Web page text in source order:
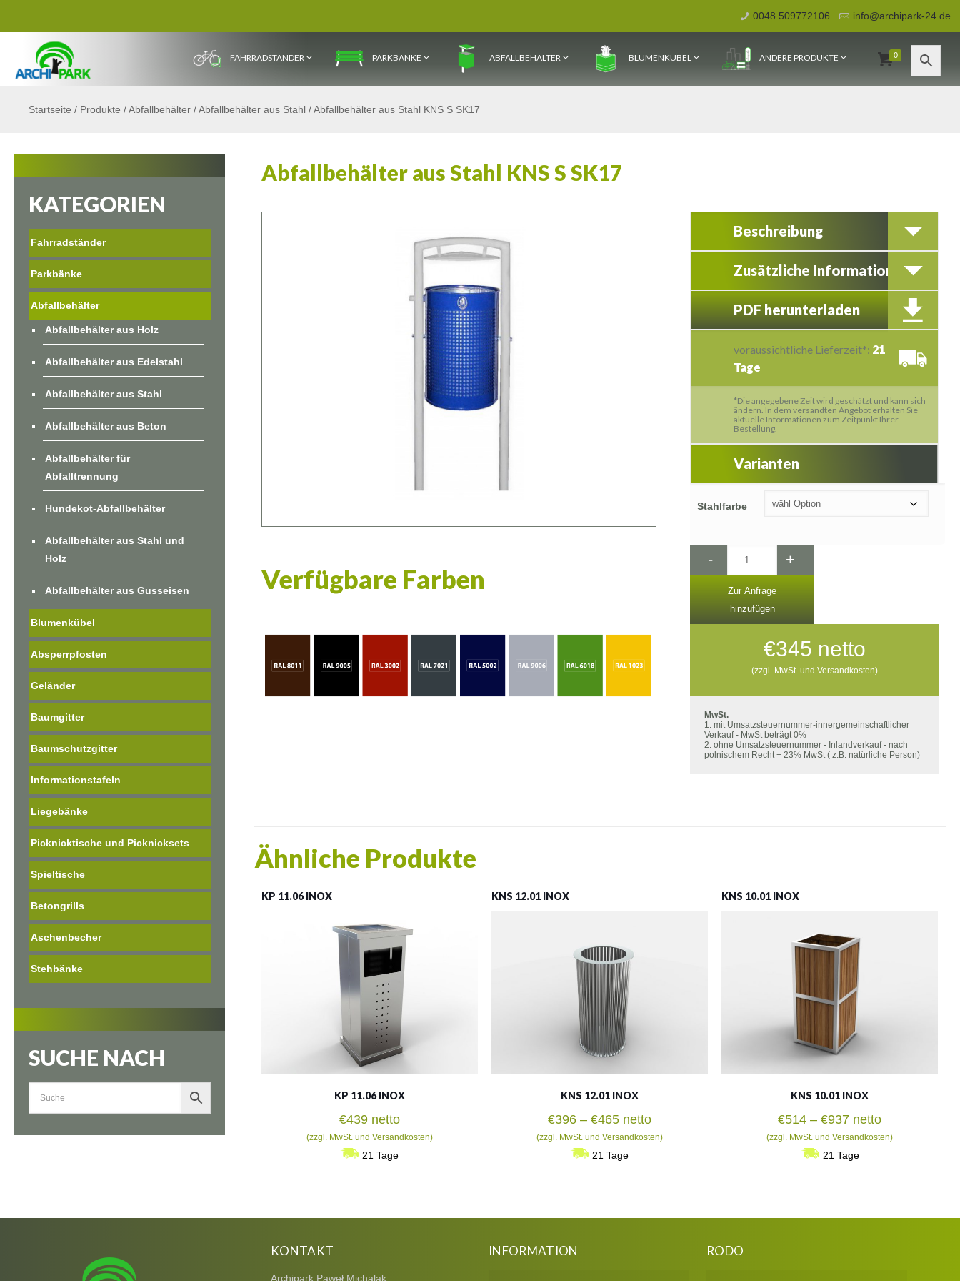
0048 509772106 info@archipark-24.de
FAHRRADSTÄNDER PARKBÄNKE ABFALLBEHÄLTER BLUMENKÜBEL ANDERE PRODUKTE 0
Startseite / Produkte /Abfallbehälter /Abfallbehälter aus Stahl /Abfallbehälter aus Stahl KNS S SK17
Abfallbehälter aus Stahl KNS S SK17
Verfügbare Farben
Beschreibung
Zusätzliche Information
PDF herunterladen
voraussichtliche Lieferzeit*: 21
Tage
*Die angegebene Zeit wird geschätzt und kann sich
ändern. In dem versandten Angebot erhalten Sie
aktuelle Informationen zum Zeitpunkt Ihrer
Bestellung.
Varianten
Stahlfarbe
- +
Zur Anfrage
hinzufügen
€345 netto
(zzgl. MwSt. und Versandkosten)
MwSt.
1. mit Umsatzsteuernummer-innergemeinschaftlicher
Verkauf - MwSt beträgt 0%
2. ohne Umsatzsteuernummer - Inlandverkauf - nach
polnischem Recht + 23% MwSt ( z.B. natürliche Person)
Ähnliche Produkte
KP 11.06 INOX
KP 11.06 INOX
€439 netto
(zzgl. MwSt. und Versandkosten)
21 Tage
KNS 12.01 INOX
KNS 12.01 INOX
€396 – €465Preisspanne:
€396
bis
netto
(zzgl. MwSt. und Versandkosten)
21 Tage
KNS 10.01 INOX
KNS 10.01 INOX
€514 –€937Preisspanne:
€514
bis
netto
(zzgl. MwSt. und Versandkosten)
21 Tage
KATEGORIEN
Fahrradständer
Parkbänke
Abfallbehälter
Abfallbehälter aus Holz
Abfallbehälter aus Edelstahl
Abfallbehälter aus Stahl
Abfallbehälter aus Beton
Abfallbehälter für
Abfalltrennung
Hundekot-Abfallbehälter
Abfallbehälter aus Stahl und
Holz
Abfallbehälter aus Gusseisen
Blumenkübel
Absperrpfosten
Geländer
Baumgitter
Baumschutzgitter
Informationstafeln
Liegebänke
Picknicktische und Picknicksets
Spieltische
Betongrills
Aschenbecher
Stehbänke
SUCHE NACH
KONTAKT
Archipark Paweł Michalak
INFORMATION RODO